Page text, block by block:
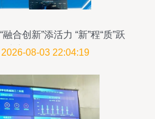
合创新”添活力 “新”程“质”跃
谱新篇08-03 22:04:19